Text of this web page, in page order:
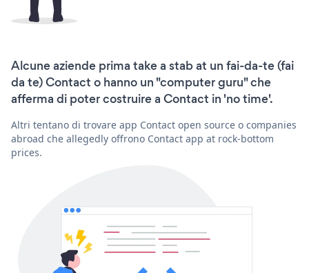
Alcune aziende prima take a stab at un fai-da-te (fai
da te) Contact o hanno un "computer guru" che
afferma di poter costruire a Contact in 'no time'.
Altri tentano di trovare app Contact open source o companies
abroad che allegedly offrono Contact app at rock-bottom
prices.